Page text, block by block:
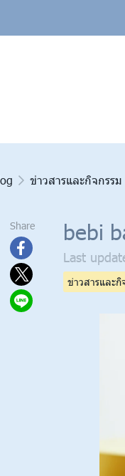
ข่าวสารและกิจกรรม
Share bebi
Last
ข่าวสารและกิ